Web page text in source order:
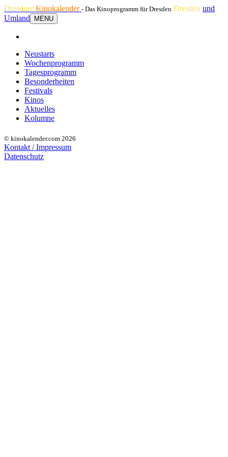
DresdnerKinokalender - Das Kinoprogramm für Dresden Dresden und
Umland
MENU
Neustarts
Wochenprogramm
Tagesprogramm
Besonderheiten
Festivals
Kinos
Aktuelles
Kolumne
© kinokalender.com 2026
Kontakt / Impressum
Datenschutz